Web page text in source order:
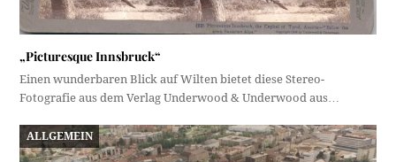
„Picturesque Innsbruck“
Einen wunderbaren Blick auf Wilten bietet diese Stereo-
Fotografie aus dem Verlag Underwood & Underwood aus…
ALLGEMEIN